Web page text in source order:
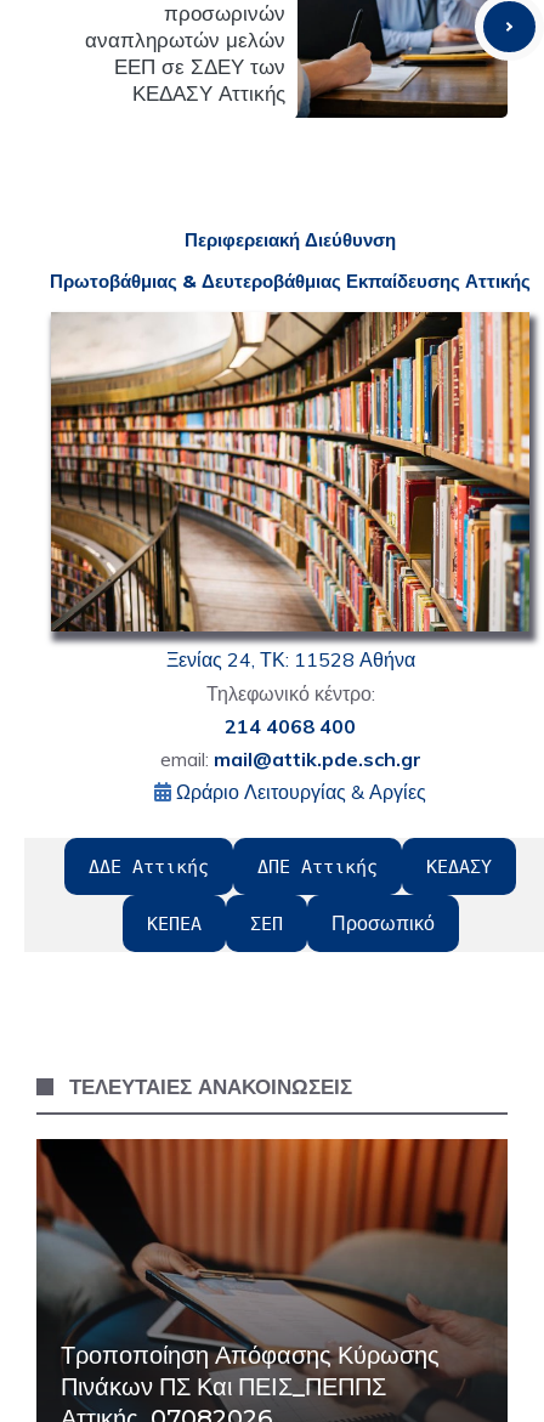
προσωρινών
αναπληρωτών μελών
ΕΕΠ σε ΣΔΕΥ των
ΚΕΔΑΣΥ Αττικής
Περιφερειακή Διεύθυνση
Πρωτοβάθμιας & Δευτεροβάθμιας Εκπαίδευσης Αττικής
Ξενίας 24, ΤΚ: 11528 Αθήνα
Τηλεφωνικό κέντρο:
214 4068 400
email: mail@attik.pde.sch.gr
Ωράριο Λειτουργίας & Αργίες
ΔΔΕ Αττικής ΔΠΕ Αττικής ΚΕΔΑΣΥ
ΚΕΠΕΑ ΣΕΠ Προσωπικό
ΤΕΛΕΥΤΑΙΕΣ ΑΝΑΚΟΙΝΩΣΕΙΣ
Τροποποίηση Απόφασης Κύρωσης
Πινάκων ΠΣ Και ΠΕΙΣ_ΠΕΠΠΣ